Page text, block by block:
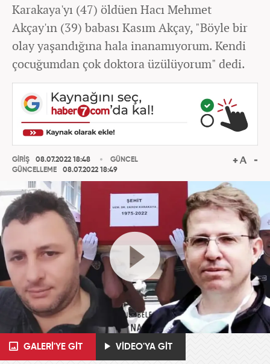
Karakaya'yı (47) öldüen Hacı Mehmet
Akçay'ın (39) babası Kasım Akçay, "Böyle bir
olay yaşandığına hala inanamıyorum. Kendi
çocuğumdan çok doktora üzülüyorum" dedi.
GİRİŞ
08.07.2022 18:48
GÜNCELLEME
08.07.2022 18:49
GÜNCEL
GALERİ'YE GİT VİDEO'YA GİT